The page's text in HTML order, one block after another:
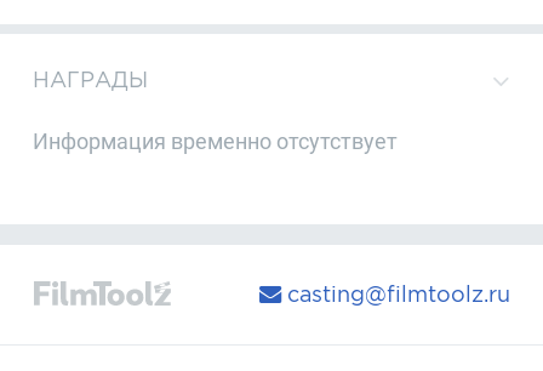
НАГРАДЫ
Информация временно отсутствует
casting@filmtoolz.ru